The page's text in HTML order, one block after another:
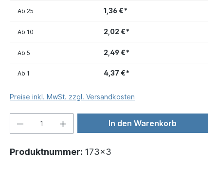
Ab 1 4,37 €*
Ab 5 2,49 €*
Ab 10 2,02 €*
Ab 25 1,36 €*
Preise inkl. MwSt. zzgl. Versandkosten
In den Warenkorb
Produktnummer: 173x3